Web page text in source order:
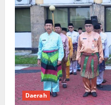
Daerah